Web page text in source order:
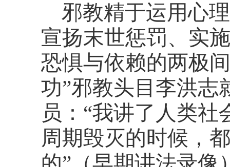
邪教精于运用心
宣扬末世惩罚、实
恐惧与依赖的两极
功”邪教头目李洪志
员：“我讲了人类
周期毁灭的时候，